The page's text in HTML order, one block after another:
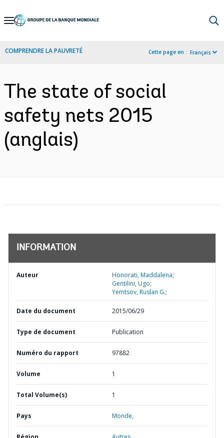
Skip
Navigation
COMPRENDRE LA PAUVRETÉ Cette page en : Français
The state of social
safety nets 2015
(anglais)
INFORMATION
Auteur
Honorati, Maddalena;
Gentilini, Ugo;
Yemtsov, Ruslan G.;
Date du document 2015/06/29
Type de document Publication
Numéro du rapport 97882
Volume 1
Total Volume(s) 1
Pays Monde,